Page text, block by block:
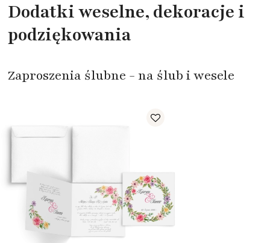
Dodatki weselne, dekoracje i
podziękowania
Zaproszenia ślubne - na ślub i wesele